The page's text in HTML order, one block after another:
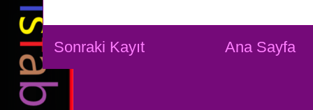
Sonraki Kayıt Ana Sayfa